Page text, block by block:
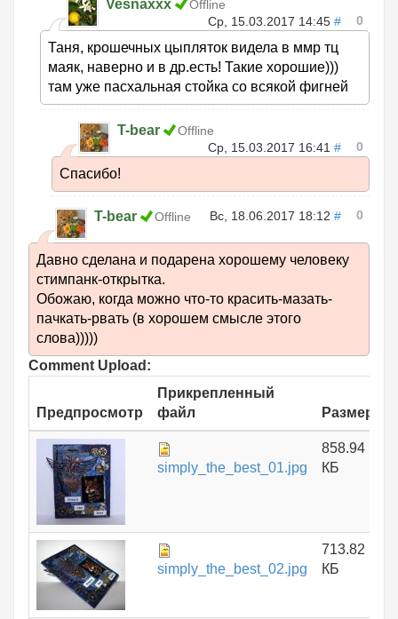
Vesnaxxx
Offline
Ср, 15.03.2017 14:45 # 0
Таня, крошечных цыпляток видела в ммр тц
маяк, наверно и в др.есть! Такие хорошие)))
там уже пасхальная стойка со всякой фигней
T-bear
Offline
Ср, 15.03.2017 16:41 # 0
Спасибо!
T-bear Offline Вс, 18.06.2017 18:12 # 0
Давно сделана и подарена хорошему человеку
стимпанк-открытка.
Обожаю, когда можно что-то красить-мазать-
пачкать-рвать (в хорошем смысле этого
слова)))))
Comment Upload:
Предпросмотр
Прикрепленный
файл
Размер
simply_the_best_01.jpg
858.94
КБ
simply_the_best_02.jpg
713.82
КБ